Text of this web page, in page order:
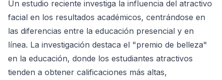
Un estudio reciente investiga la influencia del atractivo
facial en los resultados académicos, centrándose en
las diferencias entre la educación presencial y en
línea. La investigación destaca el "premio de belleza"
en la educación, donde los estudiantes atractivos
tienden a obtener calificaciones más altas,